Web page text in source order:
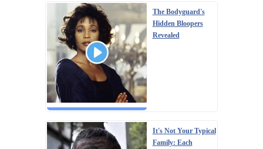
The Bodyguard's
Hidden Bloopers
Revealed
It's Not Your Typical
Family: Each